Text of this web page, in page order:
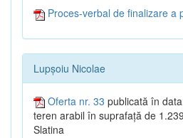
Proces-verbal de finalizare a
Lupșoiu Nicolae
Oferta nr. 33 publicată în
teren arabil în suprafață de
Slatina